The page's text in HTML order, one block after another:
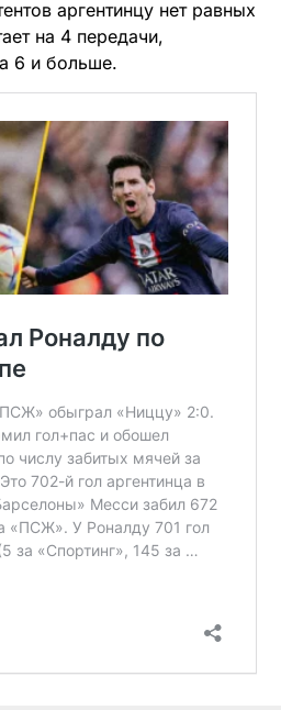
аргентинцу нет равных
на 4 передачи,
6 и больше.